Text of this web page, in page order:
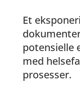
Et
potensielle
med
prosesser.